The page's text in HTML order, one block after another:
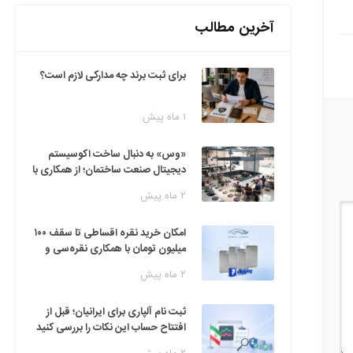
آخرین مطالب
برای ثبت برند چه مدارکی لازم است؟
۱ ماه پیش
«وس» به دنبال ساخت اکوسیستم
دیجیتال صنعت ساختمان؛ از همکاری با
فناوری۲ ماه پیش
امکان خرید نقره اقساطی تا سقف ۱۰۰
میلیون تومان با همکاری نقره‌سی و
۲ ماه پیش
ثبت نام آلپاری برای ایرانیان؛ قبل از
افتتاح حساب این نکات را بررسی کنید